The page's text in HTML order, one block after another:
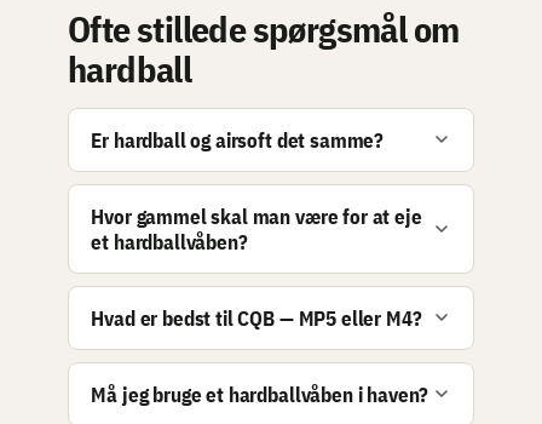
Ofte stillede spørgsmål om
hardball
Er hardball og airsoft det samme?
Hvor gammel skal man være for at eje
et hardballvåben?
Hvad er bedst til CQB — MP5 eller M4?
Må jeg bruge et hardballvåben i haven?